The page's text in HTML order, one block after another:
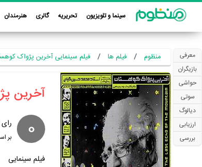
سینما و تلویزیون تحریریه گالری هنرمندان
معرفی
بازیگران
حواشی
سوتی
دیالوگ
ارزیابی
بررسی
منظوم فیلم ها فیلم سینمایی آخرین پژواک کوهستان
‏آخرین
0
بر
فیلم سینمایی